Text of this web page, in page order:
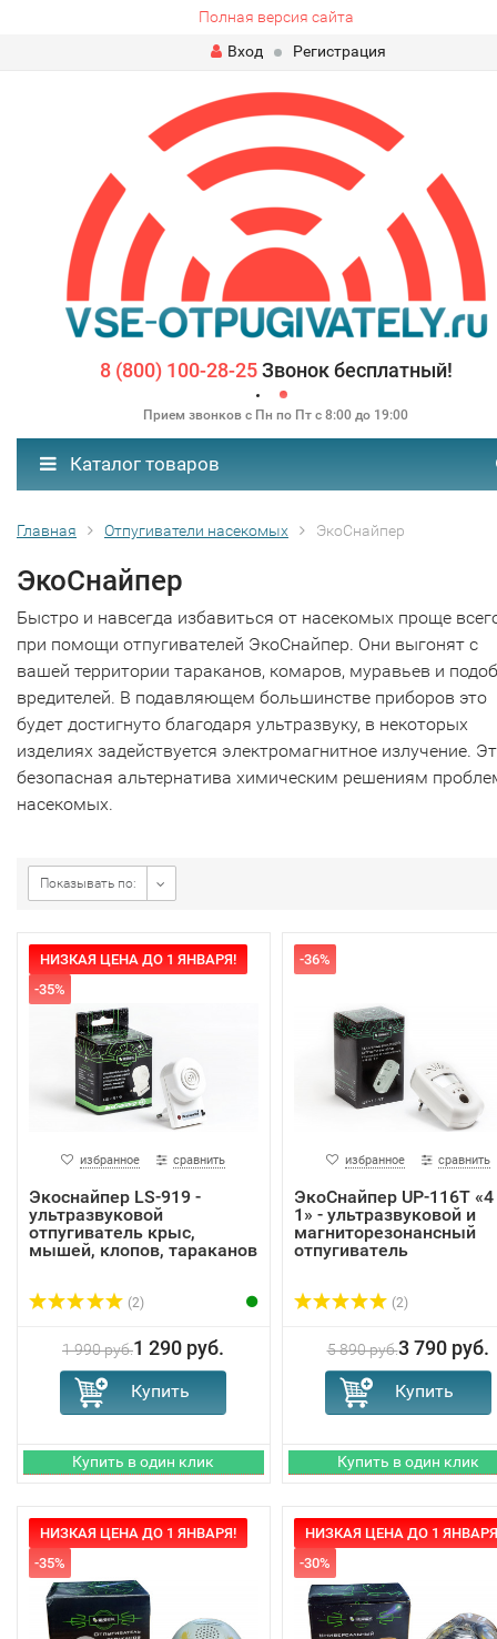
Полная версия сайта
Вход
Регистрация
8 (800) 100-28-25Звонок бесплатный!
Прием звонков с Пн по Пт с 8:00 до 19:00
Каталог товаров
Главная Отпугиватели насекомых ЭкоСнайпер
ЭкоСнайпер
Быстро и навсегда избавиться от насекомых проще
при помощи отпугивателей ЭкоСнайпер. Они выгонят с
вашей территории тараканов, комаров, муравьев и
вредителей. В подавляющем большинстве приборов это
будет достигнуто благодаря ультразвуку, в некоторых
изделиях задействуется электромагнитное излучение.
безопасная альтернатива химическим решениям
насекомых.
Показывать по:
НИЗКАЯ ЦЕНА ДО 1 ЯНВАРЯ!
-35%
избранное сравнить
Экоснайпер LS-919 -
ультразвуковой
отпугиватель крыс,
мышей, клопов, тараканов
(2)
1 990 руб.1 290 руб.
-36%
избранное сравнить
ЭкоСнайпер UP-116T «4
1» - ультразвуковой и
магниторезонансный
отпугиватель
(2)
5 890 руб.3 790 руб.
НИЗКАЯ ЦЕНА ДО 1 ЯНВАРЯ!
-35%
НИЗКАЯ ЦЕНА ДО 1
-30%